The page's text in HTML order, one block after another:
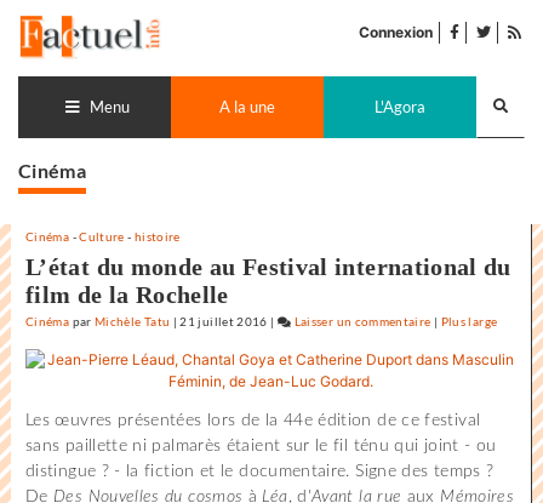
contenu
Connexion facebook
twitter
Menu A la une L'Agora
Cinéma
Cinéma -Culture - histoire
L’état du monde au Festival international du
film de la Rochelle
Cinéma par Michèle Tatu |21 juillet 2016 | Laisser un commentaire on
au
Festival
international
du
| Plus large
Les œuvres présentées lors de la 44e édition de ce festival
sans paillette ni palmarès étaient sur le fil ténu qui joint - ou
distingue ? - la fiction et le documentaire. Signe des temps ?
De Des Nouvelles du cosmos à Léa , d'Avant la rue aux Mémoires